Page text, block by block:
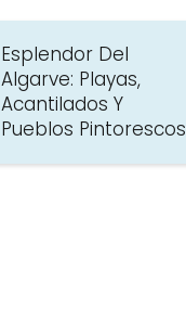
Esplendor Del
Algarve: Playas,
Acantilados Y
Pueblos Pintorescos